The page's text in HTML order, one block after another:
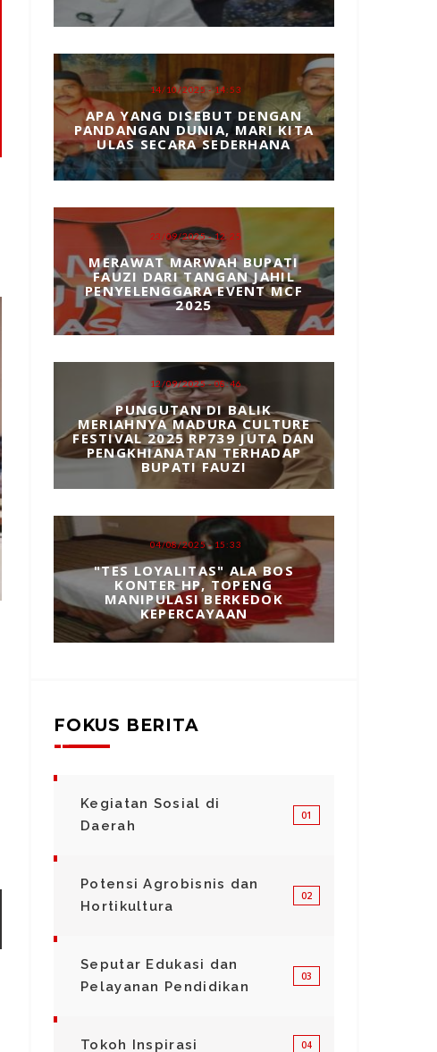
06/08/2026 - 13:28
‎Cegah Api Merambat, Kapolres
MEMOonline.co.id. Lumajang-‎ Ancaman
Taman Nasional Bromo Tengger Semeru
terus dipantau ketat. Kapolres...
14/10/2025 - 14:53
APA YANG DISEBUT DENGAN
PANDANGAN DUNIA, MARI KITA
ULAS SECARA SEDERHANA
23/09/2025 - 12:25
MERAWAT MARWAH BUPATI
FAUZI DARI TANGAN JAHIL
PENYELENGGARA EVENT MCF
2025
12/09/2025 - 08:46
PUNGUTAN DI BALIK
MERIAHNYA MADURA CULTURE
FESTIVAL 2025 RP739 JUTA DAN
PENGKHIANATAN TERHADAP
BUPATI FAUZI
04/08/2025 - 15:33
"TES LOYALITAS" ALA BOS
KONTER HP, TOPENG
MANIPULASI BERKEDOK
KEPERCAYAAN
FOKUS BERITA
Kegiatan Sosial di
Daerah
01
Potensi Agrobisnis dan
Hortikultura
02
Seputar Edukasi dan
Pelayanan Pendidikan
03
Tokoh Inspirasi 04